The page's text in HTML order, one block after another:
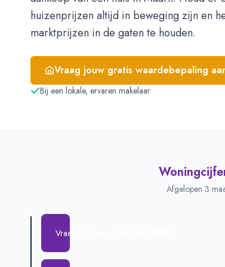
huizenprijzen altijd in beweging zijn en
marktprijzen in de gaten te houden.
Vraag jouw gratis waardebepaling
Bij een lokale, ervaren makelaar
Afgelopen 3
Vraagprijs per m2